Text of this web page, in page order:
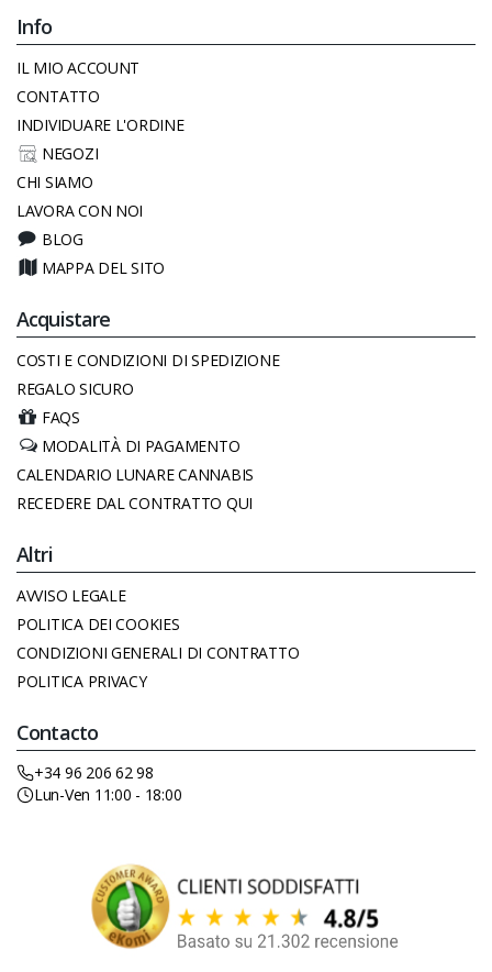
Info
IL MIO ACCOUNT
CONTATTO
INDIVIDUARE L'ORDINE
NEGOZI
CHI SIAMO
LAVORA CON NOI
BLOG
MAPPA DEL SITO
Acquistare
COSTI E CONDIZIONI DI SPEDIZIONE
REGALO SICURO
FAQS
MODALITÀ DI PAGAMENTO
CALENDARIO LUNARE CANNABIS
RECEDERE DAL CONTRATTO QUI
Altri
AVVISO LEGALE
POLITICA DEI COOKIES
CONDIZIONI GENERALI DI CONTRATTO
POLITICA PRIVACY
Contacto
+34 96 206 62 98
Lun-Ven 11:00 - 18:00